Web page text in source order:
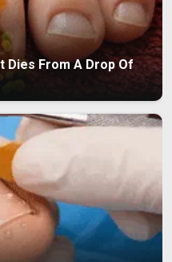
Dies From A Drop Of